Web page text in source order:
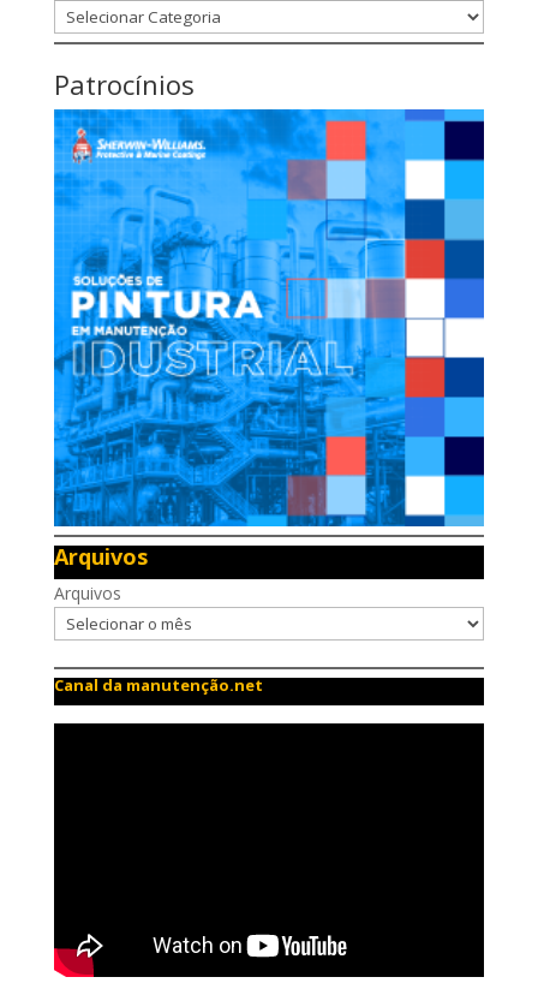
Categorias
Patrocínios
Arquivos
Arquivos
Canal da manutenção.net